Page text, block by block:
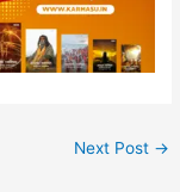
Next Post →